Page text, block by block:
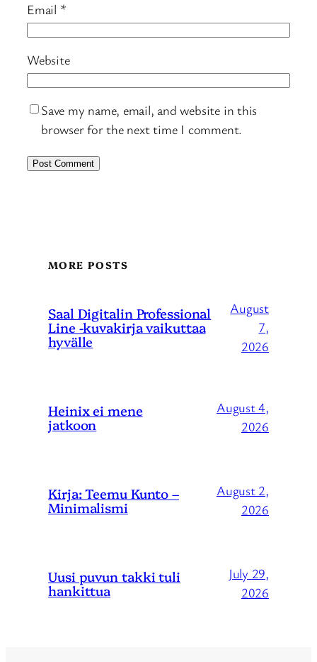
Email *
Website
Save my name, email, and website in this
browser for the next time I comment.
MORE POSTS
Saal Digitalin Professional
Line -kuvakirja vaikuttaa
hyvälle
August
7,
2026
Heinix ei mene
jatkoon
August 4,
2026
Kirja: Teemu Kunto –
Minimalismi
August 2,
2026
Uusi puvun takki tuli
hankittua
July 29,
2026